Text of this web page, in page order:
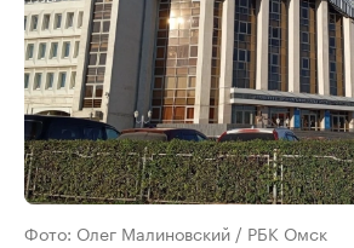
Фото: Олег Малиновский / РБК Омск